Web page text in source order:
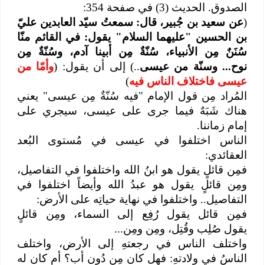
الصدوق. الحديث (3) في صفحة 354:
عن سعيد بن جُبير، قال: سمعتُ سيّد العابدين عليّ
بن الحسين "عليهما‌ السلام" يقول: في القائم منّا
سُنَنٌ مِن الأنبياء، سُنّةٌ مِن أبينا آدم، وسُنّةٌ مِن
نوح... وسنّة من عيسى..) إلى أن يقول: ( وأمّا من
عيسى فاختلاف الناس فيه)
المُراد مِن قول الإمام "فيه سُنّةٌ مِن عيسى" يعني
هناك شَبَهٌ فيما جرى على عيسى، سيجري على
إمام زماننا.
الناس اختلفوا في عيسى في مُستوى البُعد
العقائدي:
فمِن قائلٍ يقول هو ابنُ الله واختلفوا في التفاصيل،
ومِن قائلٍ يقول هو عبدُ الله وأيضاً اختلفوا في
التفاصيل.. واختلفوا في نهاية حياتِه على الأرض:
فمِن قائل يقول رُفِع إلى السماء، ومِن قائلٍ
يقول صُلِب وقُتِل، ومِن ومِن...
واختلف الناس في رجعتهِ إلى الأرض، واختلف
الناسُ في ولادتهِ: فهل كان مِن دُون أب؟ أم كان له